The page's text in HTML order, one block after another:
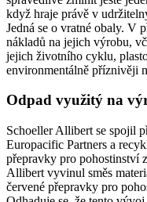
když hraje právě v
Jedná se o vratné obaly. V
nákladů na jejich výrobu,
jejich životního cyklu,
environmentálně příznivěji
Odpad využitý na
Schoeller Allibert se spojil
Europacific Partners a
přepravky pro pohostinství
Allibert vyvinul směs
červené přepravky pro